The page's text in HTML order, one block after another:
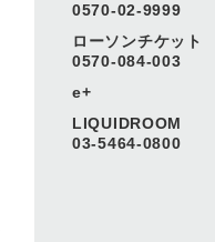
0570-02-9999
ローソンチケット
0570-084-003
e+
LIQUIDROOM
03-5464-0800